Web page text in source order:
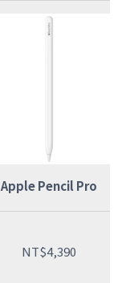
Apple Pencil Pro
NT$4,390